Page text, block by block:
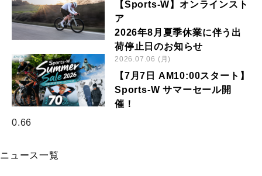
【Sports-W】オンラインスト
ア
2026年8月夏季休業に伴う出
荷停止日のお知らせ
2026.07.06 (月)
【7月7日 AM10:00スタート】
Sports-W サマーセール開
催！
ニュース一覧